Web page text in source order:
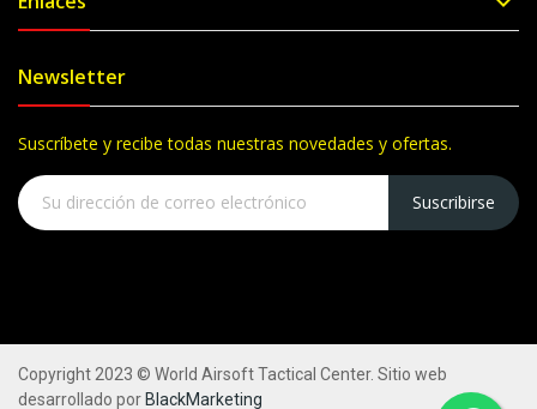
Newsletter
Suscríbete y recibe todas nuestras novedades y ofertas.
Suscribirse
Copyright 2023 © World Airsoft Tactical Center. Sitio web
desarrollado por BlackMarketing